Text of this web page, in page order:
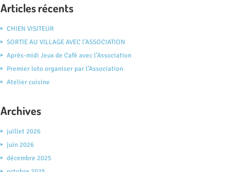
Articles récents
CHIEN VISITEUR
SORTIE AU VILLAGE AVEC l’ASSOCIATION
Après-midi Jeux de Café avec l’Association
Premier loto organiser par l’Association
Atelier cuisine
Archives
juillet 2026
juin 2026
décembre 2025